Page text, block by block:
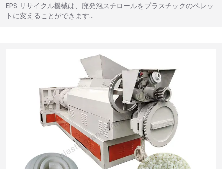
EPS リサイクル機械は、廃発泡スチロールをプラスチックのペレッ
トに変えることができます…